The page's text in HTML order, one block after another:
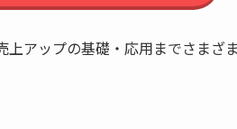
アップの基礎・応用までさまざま